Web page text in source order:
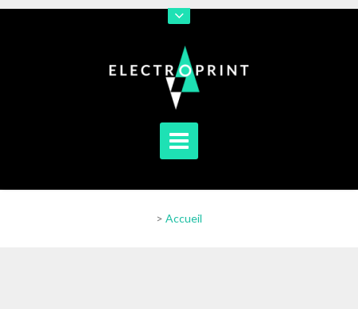
> Accueil
En poursuivant votre navigation sur notre site vous acceptez
[En savoir plus]